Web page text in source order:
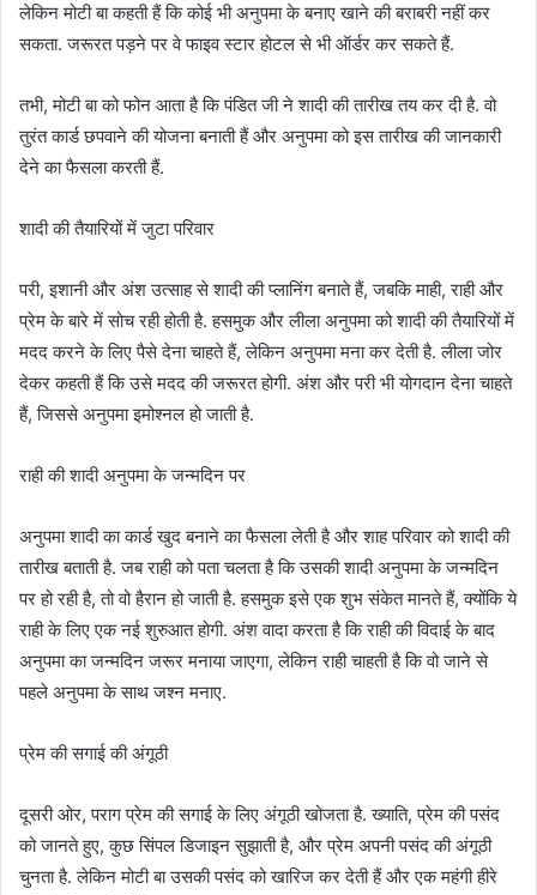
लेकिन मोटी बा कहती हैं कि कोई भी अनुपमा के बनाए खाने की बराबरी नहीं कर
सकता. जरूरत पड़ने पर वे फाइव स्टार होटल से भी ऑर्डर कर सकते हैं.
तभी, मोटी बा को फोन आता है कि पंडित जी ने शादी की तारीख तय कर दी है. वो
तुरंत कार्ड छपवाने की योजना बनाती हैं और अनुपमा को इस तारीख की जानकारी
देने का फैसला करती हैं.
शादी की तैयारियों में जुटा परिवार
परी, इशानी और अंश उत्साह से शादी की प्लानिंग बनाते हैं, जबकि माही, राही और
प्रेम के बारे में सोच रही होती है. हसमुक और लीला अनुपमा को शादी की तैयारियों में
मदद करने के लिए पैसे देना चाहते हैं, लेकिन अनुपमा मना कर देती है. लीला जोर
देकर कहती हैं कि उसे मदद की जरूरत होगी. अंश और परी भी योगदान देना चाहते
हैं, जिससे अनुपमा इमोश्नल हो जाती है.
राही की शादी अनुपमा के जन्मदिन पर
अनुपमा शादी का कार्ड खुद बनाने का फैसला लेती है और शाह परिवार को शादी की
तारीख बताती है. जब राही को पता चलता है कि उसकी शादी अनुपमा के जन्मदिन
पर हो रही है, तो वो हैरान हो जाती है. हसमुक इसे एक शुभ संकेत मानते हैं, क्योंकि ये
राही के लिए एक नई शुरुआत होगी. अंश वादा करता है कि राही की विदाई के बाद
अनुपमा का जन्मदिन जरूर मनाया जाएगा, लेकिन राही चाहती है कि वो जाने से
पहले अनुपमा के साथ जश्न मनाए.
प्रेम की सगाई की अंगूठी
दूसरी ओर, पराग प्रेम की सगाई के लिए अंगूठी खोजता है. ख्याति, प्रेम की पसंद
को जानते हुए, कुछ सिंपल डिजाइन सुझाती है, और प्रेम अपनी पसंद की अंगूठी
चुनता है. लेकिन मोटी बा उसकी पसंद को खारिज कर देती हैं और एक महंगी हीरे